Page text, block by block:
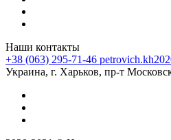
Наши контакты
+38 (063) 295-71-46
Украина, г. Харьков, пр-т